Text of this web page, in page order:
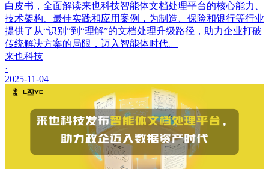
白皮书，全面解读来也科技智能体文档处理平台的核心能力、
技术架构、最佳实践和应用案例，为制造、保险和银行等行业
提供了从“识别”到“理解”的文档处理升级路径，助力企业打破
传统解决方案的局限，迈入智能体时代。
来也科技
·
2025-11-04